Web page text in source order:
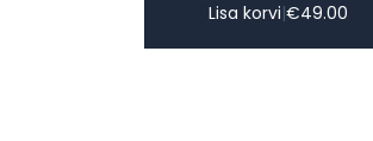
Lisa korvi|€49.00